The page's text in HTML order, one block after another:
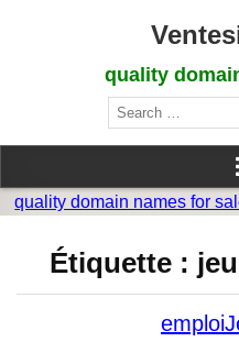
quality
Search
for:
quality domain names for
Étiquette :